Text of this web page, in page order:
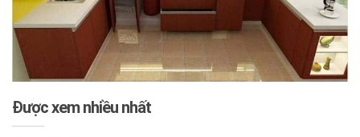
Được xem nhiều nhất